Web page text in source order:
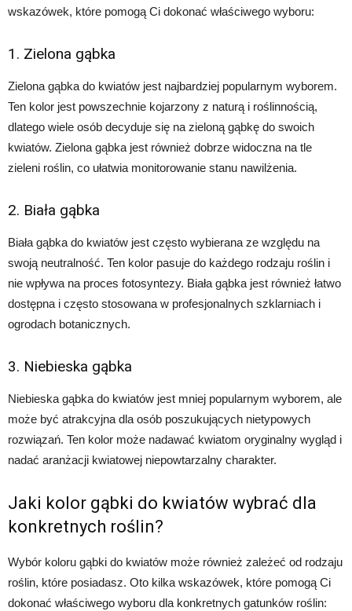
wskazówek, które pomogą Ci dokonać właściwego wyboru:
1. Zielona gąbka
Zielona gąbka do kwiatów jest najbardziej popularnym wyborem.
Ten kolor jest powszechnie kojarzony z naturą i roślinnością,
dlatego wiele osób decyduje się na zieloną gąbkę do swoich
kwiatów. Zielona gąbka jest również dobrze widoczna na tle
zieleni roślin, co ułatwia monitorowanie stanu nawilżenia.
2. Biała gąbka
Biała gąbka do kwiatów jest często wybierana ze względu na
swoją neutralność. Ten kolor pasuje do każdego rodzaju roślin i
nie wpływa na proces fotosyntezy. Biała gąbka jest również łatwo
dostępna i często stosowana w profesjonalnych szklarniach i
ogrodach botanicznych.
3. Niebieska gąbka
Niebieska gąbka do kwiatów jest mniej popularnym wyborem, ale
może być atrakcyjna dla osób poszukujących nietypowych
rozwiązań. Ten kolor może nadawać kwiatom oryginalny wygląd i
nadać aranżacji kwiatowej niepowtarzalny charakter.
Jaki kolor gąbki do kwiatów wybrać dla
konkretnych roślin?
Wybór koloru gąbki do kwiatów może również zależeć od rodzaju
roślin, które posiadasz. Oto kilka wskazówek, które pomogą Ci
dokonać właściwego wyboru dla konkretnych gatunków roślin: